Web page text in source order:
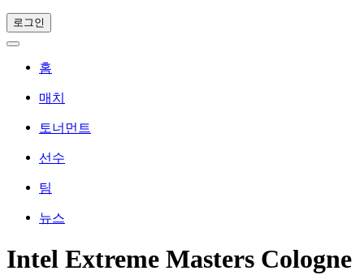
로그인
홈
매치
토너먼트
선수
팀
뉴스
Intel Extreme Masters Cologne